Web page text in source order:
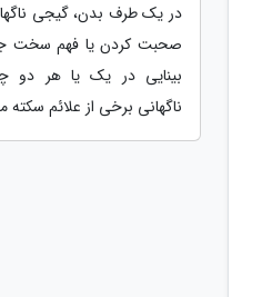
در یک طرف بدن، گیجی
صحبت کردن یا فهم سخت
بینایی در یک یا هر دو
ناگهانی برخی از علائم